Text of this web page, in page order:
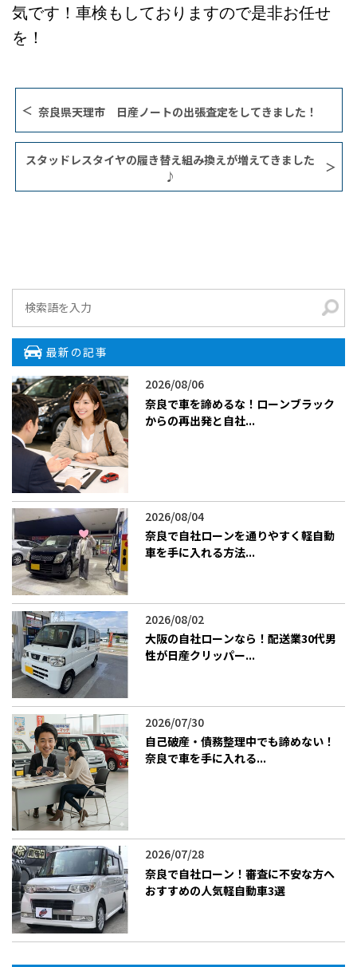
気です！車検もしておりますので是非お任せ
を！
奈良県天理市 日産ノートの出張査定をしてきました！
スタッドレスタイヤの履き替え組み換えが増えてきました
♪
最新の記事
2026/08/06
​奈良で車を諦めるな！ローンブラック
からの再出発と自社...
2026/08/04
​奈良で自社ローンを通りやすく軽自動
車を手に入れる方法...
2026/08/02
大阪の自社ローンなら！配送業30代男
性が日産クリッパー...
2026/07/30
自己破産・債務整理中でも諦めない！
奈良で車を手に入れる...
2026/07/28
奈良で自社ローン！審査に不安な方へ
おすすめの人気軽自動車3選